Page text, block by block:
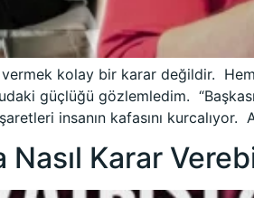
kolay bir karar değildir.
güçlüğü gözlemledim.
insanın kafasını
Karar